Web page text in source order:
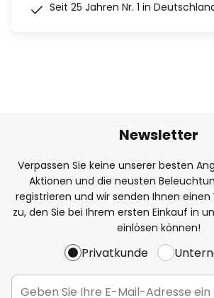
Seit 25 Jahren Nr. 1 in
Newsletter
Verpassen Sie keine unserer besten
Aktionen und die neusten
registrieren und wir senden Ihnen einen
zu, den Sie bei Ihrem ersten Einkauf in
einlösen können!
Privatkunde